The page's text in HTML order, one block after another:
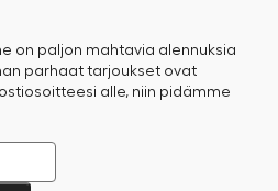
on paljon mahtavia alennuksia
parhaat tarjoukset ovat
alle, niin pidämme